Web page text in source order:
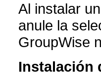
Al instalar
anule la
GroupWise
Instalación